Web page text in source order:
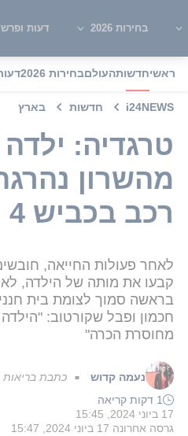
בחירות 2026 דעות
ראשיחדשותהעולםבחירות 2026
i24NEWS חדשות בארץ
מהשרון
רכב בכביש 4
לאחר פעולות החייאה,
קבעו את מותה של הילדה,
בראשה סמוך לצומת בית
חכמון ופבל שקורטוב:
מחוסרת הכרה"
נעמה קדוש ■ כתבת בריאות
1 דקות קריאה
17 ביוני 2024, 15:45
גרסה אחרונה 17 ביוני 2024, 15:47